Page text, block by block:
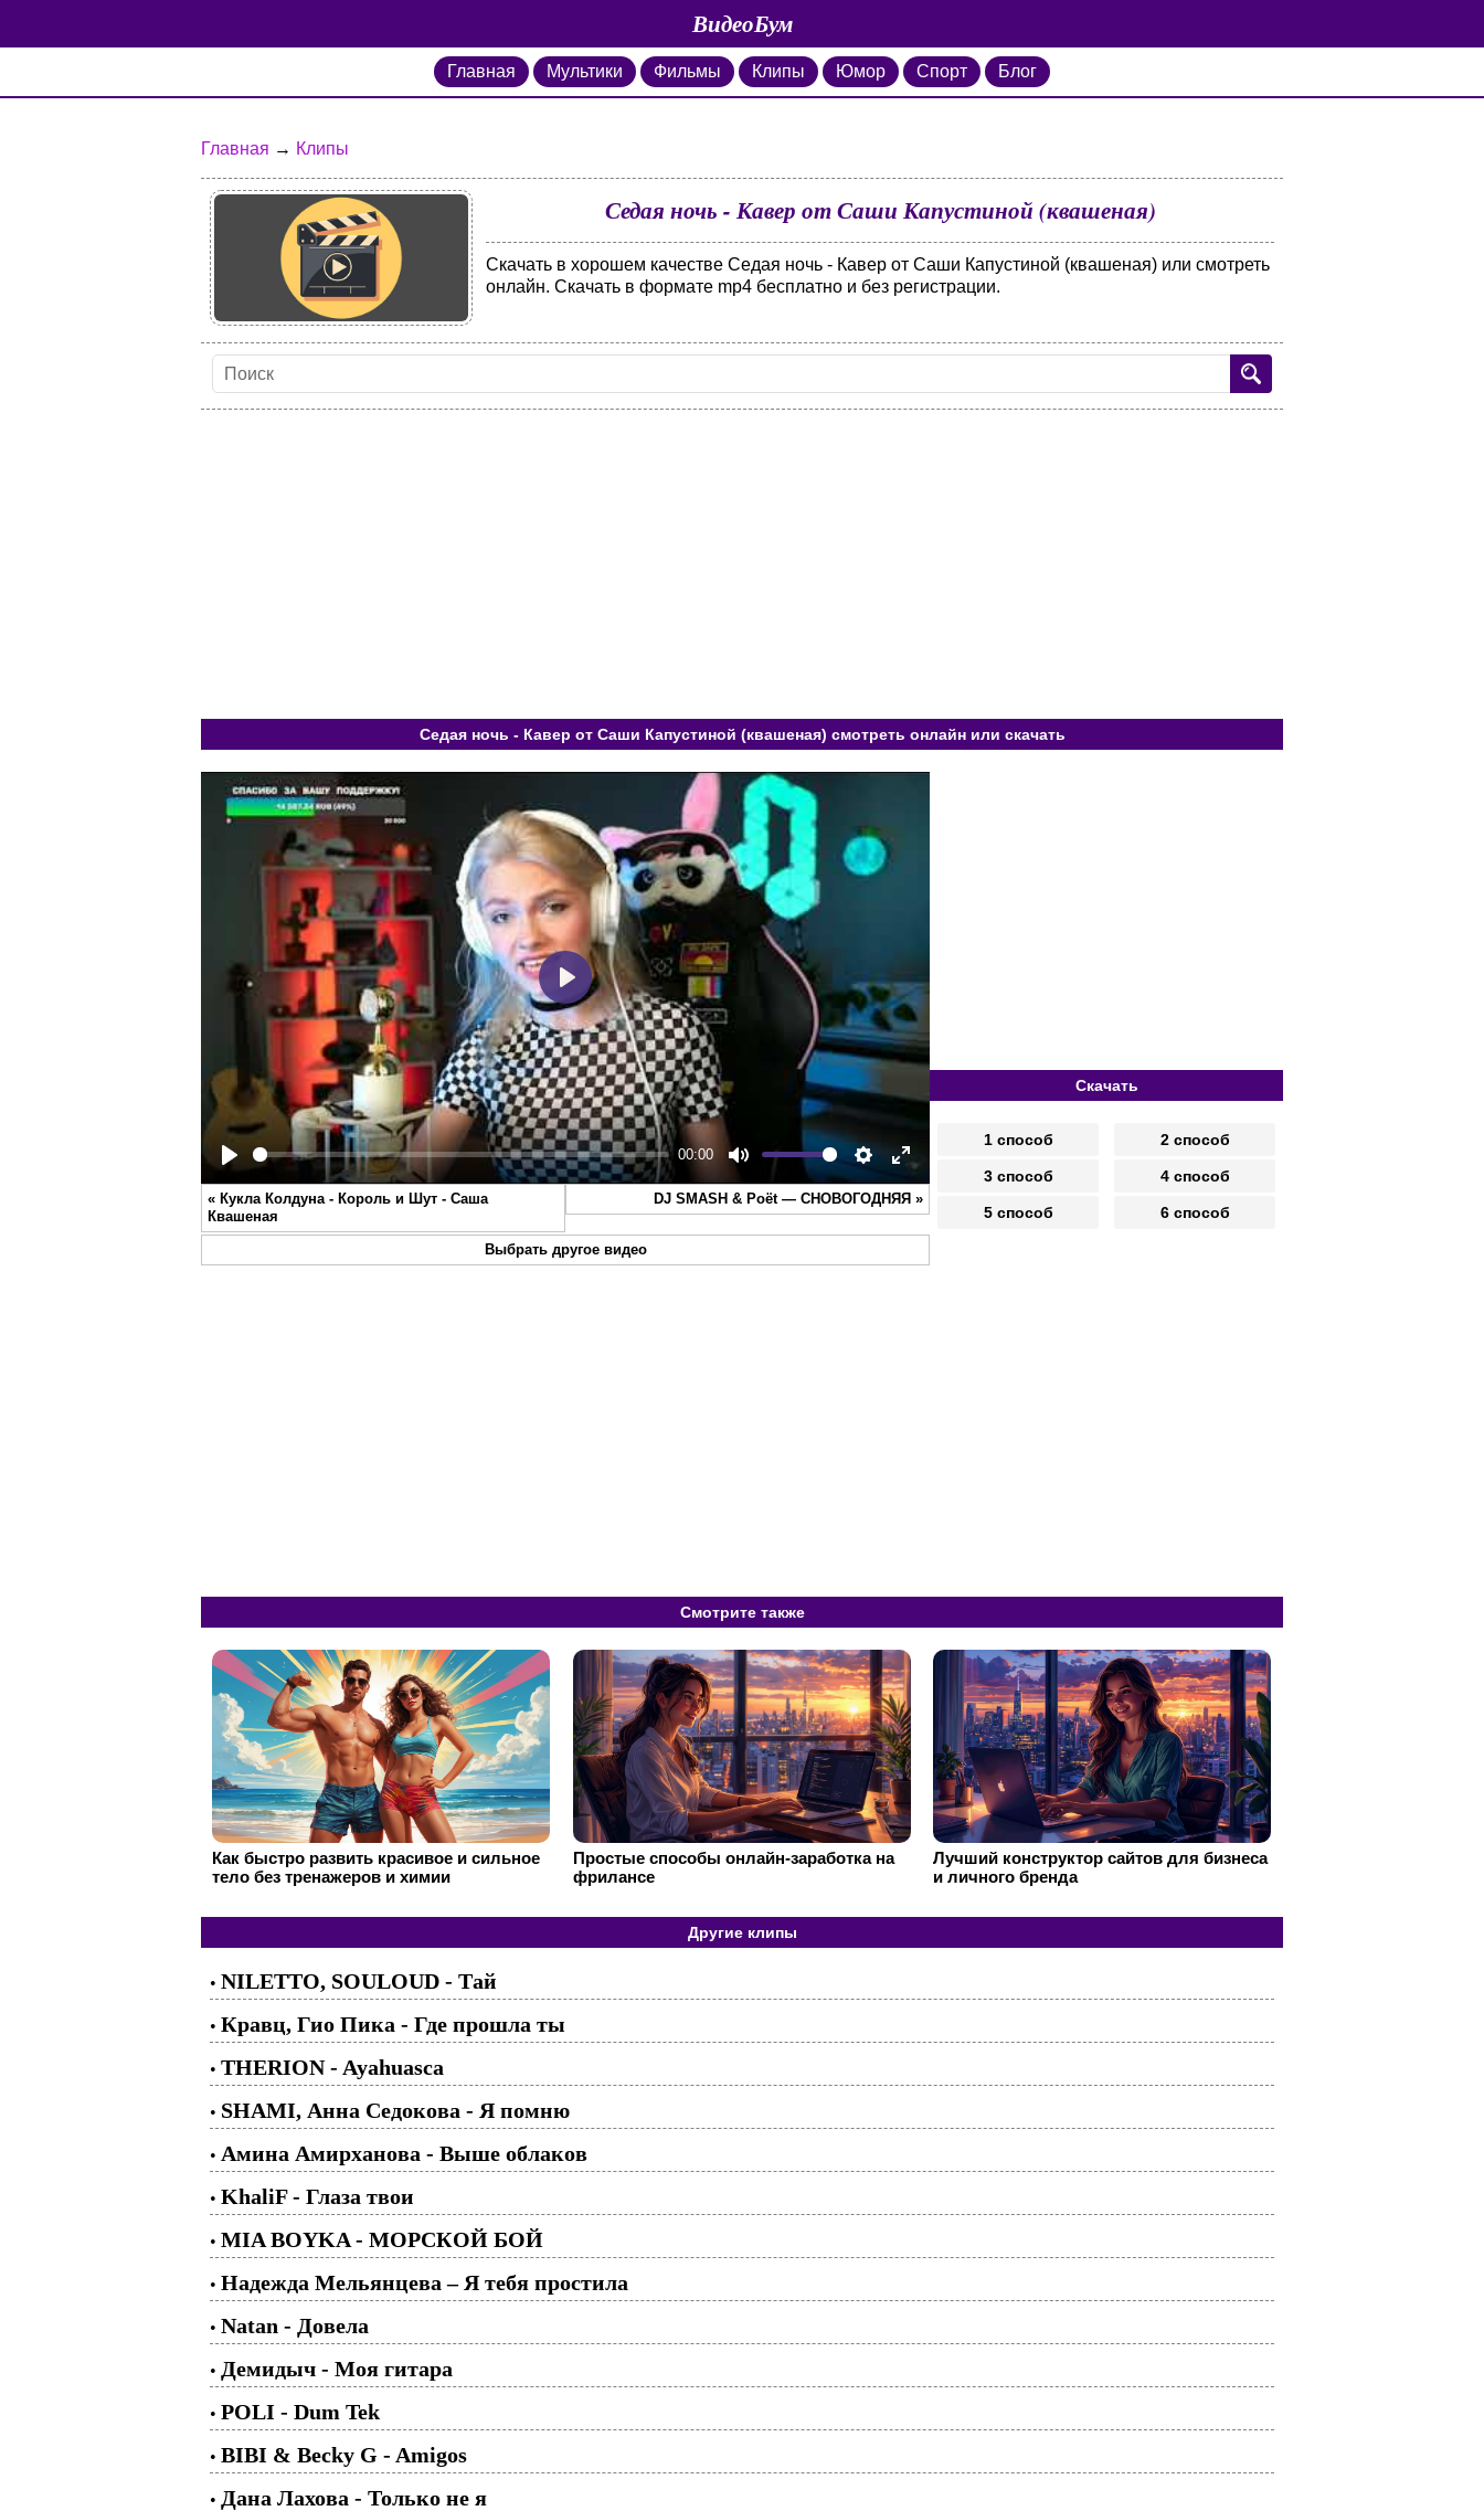
ВидеоБум
Главная Мультики Фильмы Клипы Юмор Спорт Блог
Главная → Клипы
Седая ночь - Кавер от Саши Капустиной (квашеная)
Скачать в хорошем качестве Седая ночь - Кавер от Саши Капустиной (квашеная) или смотреть
онлайн. Скачать в формате mp4 бесплатно и без регистрации.
Седая ночь - Кавер от Саши Капустиной (квашеная) смотреть онлайн или скачать
Play
00:00
Mute Settings
Enter
fullscreen
Play
« Кукла Колдуна - Король и Шут - Саша
Квашеная
DJ SMASH & Poёt — СНОВОГОДНЯЯ »
Выбрать другое видео
Скачать
1 способ 2 способ
3 способ 4 способ
5 способ 6 способ
Смотрите также
Как быстро развить красивое и сильное
тело без тренажеров и химии
Простые способы онлайн-заработка на
фрилансе
Лучший конструктор сайтов для бизнеса
и личного бренда
Другие клипы
• NILETTO, SOULOUD - Тай
• Кравц, Гио Пика - Где прошла ты
• THERION - Ayahuasca
• SHAMI, Анна Седокова - Я помню
• Амина Амирханова - Выше облаков
• KhaliF - Глаза твои
• MIA BOYKA - МОРСКОЙ БОЙ
• Надежда Мельянцева – Я тебя простила
• Natan - Довела
• Демидыч - Моя гитара
• POLI - Dum Tek
• BIBI & Becky G - Amigos
• Дана Лахова - Только не я